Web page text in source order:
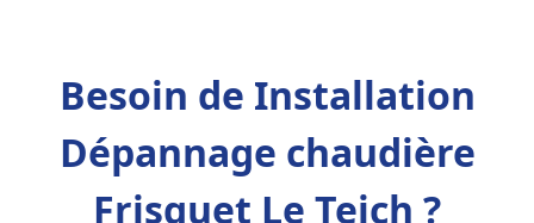
Besoin de Installation
Dépannage chaudière
Frisquet Le Teich ?